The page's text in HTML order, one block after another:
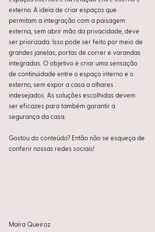
externo. A ideia de criar espaços que
permitam a integração com a paisagem
externa, sem abrir mão da privacidade, deve
ser priorizada. Isso pode ser feito por meio de
grandes janelas, portas de correr e varandas
integradas. O objetivo é criar uma sensação
de continuidade entre o espaço interno e o
externo, sem expor a casa a olhares
indesejados. As soluções escolhidas devem
ser eficazes para também garantir a
segurança da casa.
Gostou do conteúdo? Então não se esqueça de
conferir nossas redes sociais!
Maíra Queiroz